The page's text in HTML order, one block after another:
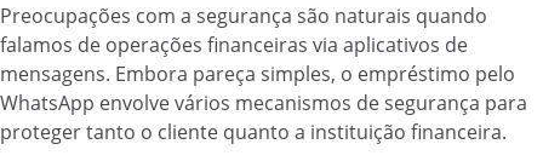
Preocupações com a segurança são naturais quando
falamos de operações financeiras via aplicativos de
mensagens. Embora pareça simples, o empréstimo pelo
WhatsApp envolve vários mecanismos de segurança para
proteger tanto o cliente quanto a instituição financeira.